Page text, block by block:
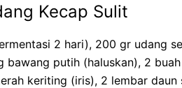
Kecap Sulit
2 hari), 200 gr udang
bawang putih (haluskan), 2
keriting (iris), 2 lembar daun